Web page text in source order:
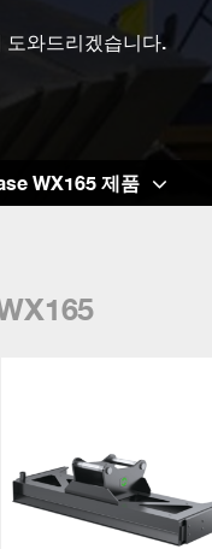
도와드리겠습니다.
WX165 제품